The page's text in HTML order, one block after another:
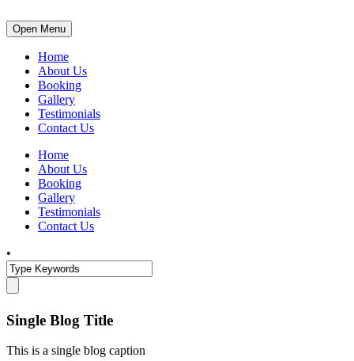
Open Menu
Home
About Us
Booking
Gallery
Testimonials
Contact Us
Home
About Us
Booking
Gallery
Testimonials
Contact Us
•
Single Blog Title
This is a single blog caption